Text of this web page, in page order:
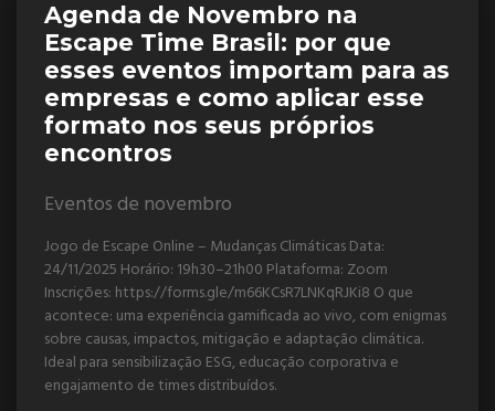
Agenda de Novembro na
Escape Time Brasil: por que
esses eventos importam para as
empresas e como aplicar esse
formato nos seus próprios
encontros
Eventos de novembro
Jogo de Escape Online – Mudanças Climáticas Data:
24/11/2025 Horário: 19h30–21h00 Plataforma: Zoom
Inscrições: https://forms.gle/m66KCsR7LNKqRJKi8 O que
acontece: uma experiência gamificada ao vivo, com enigmas
sobre causas, impactos, mitigação e adaptação climática.
Ideal para sensibilização ESG, educação corporativa e
engajamento de times distribuídos.